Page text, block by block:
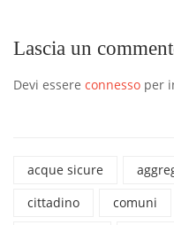
Lascia un
Devi essere connesso per
acque sicure
cittadino
comuni